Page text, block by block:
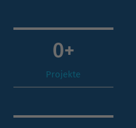
0+
Projekte